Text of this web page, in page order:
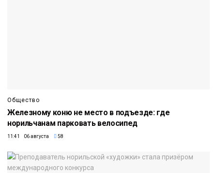
Общество
Железному коню не место в подъезде: где
норильчанам парковать велосипед
11:41 06 августа 58